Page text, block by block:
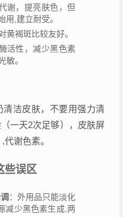
谢，提亮肤色，但
用,建立耐受。
黄褐斑比较友好。
活性，减少黑色素
敏。
洁皮肤，不要用强力清
一天2次足够），皮肤屏
谢色素。
些误区
：外用品只能淡化
减少黑色素生成,两